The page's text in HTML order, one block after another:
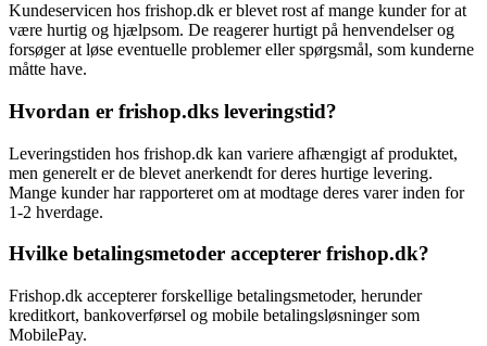
Kundeservicen hos frishop.dk er blevet rost af mange kunder for at
være hurtig og hjælpsom. De reagerer hurtigt på henvendelser og
forsøger at løse eventuelle problemer eller spørgsmål, som kunderne
måtte have.
Hvordan er frishop.dks leveringstid?
Leveringstiden hos frishop.dk kan variere afhængigt af produktet,
men generelt er de blevet anerkendt for deres hurtige levering.
Mange kunder har rapporteret om at modtage deres varer inden for
1-2 hverdage.
Hvilke betalingsmetoder accepterer frishop.dk?
Frishop.dk accepterer forskellige betalingsmetoder, herunder
kreditkort, bankoverførsel og mobile betalingsløsninger som
MobilePay.